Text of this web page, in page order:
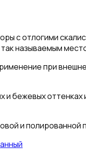
с отлогими
называемым
при
бежевых
и полированной